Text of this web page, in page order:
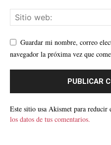
Guardar mi nombre, correo
navegador la próxima vez que
Este sitio usa Akismet para reducir
los datos de tus comentarios.